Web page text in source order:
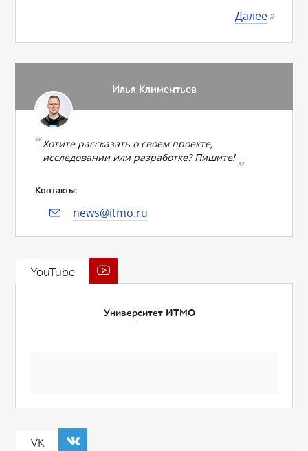
Далее
Илья Климентьев
Хотите рассказать о своем проекте,
исследовании или разработке? Пишите!
Контакты:
news@itmo.ru
YouTube
Университет ИТМО
VK